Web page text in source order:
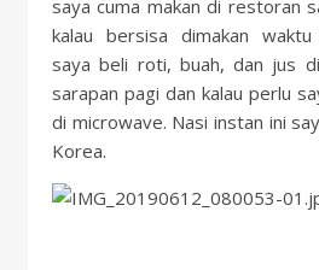
saya cuma makan di restoran
kalau bersisa dimakan waktu
saya beli roti, buah, dan jus
sarapan pagi dan kalau perlu
di microwave. Nasi instan ini
Korea.